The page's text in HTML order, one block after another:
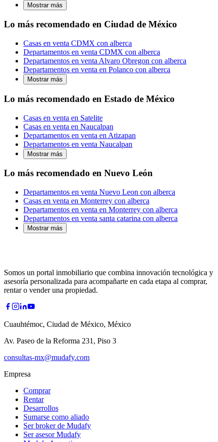
Mostrar más
Lo más recomendado en Ciudad de México
Casas en venta CDMX con alberca
Departamentos en venta CDMX con alberca
Departamentos en venta Alvaro Obregon con alberca
Departamentos en venta en Polanco con alberca
Mostrar más
Lo más recomendado en Estado de México
Casas en venta en Satelite
Casas en venta en Naucalpan
Departamentos en venta en Atizapan
Departamentos en venta Naucalpan
Mostrar más
Lo más recomendado en Nuevo León
Departamentos en venta Nuevo Leon con alberca
Casas en venta en Monterrey con alberca
Departamentos en venta en Monterrey con alberca
Departamentos en venta santa catarina con alberca
Mostrar más
Somos un portal inmobiliario que combina innovación tecnológica y
asesoría personalizada para acompañarte en cada etapa al comprar,
rentar o vender una propiedad.
Cuauhtémoc, Ciudad de México, México
Av. Paseo de la Reforma 231, Piso 3
consultas-mx@mudafy.com
Empresa
Comprar
Rentar
Desarrollos
Sumarse como aliado
Ser broker de Mudafy
Ser asesor Mudafy